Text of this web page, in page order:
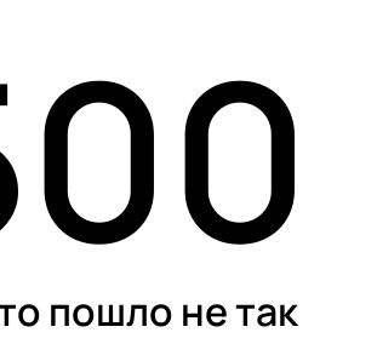
статьи
пошло не так